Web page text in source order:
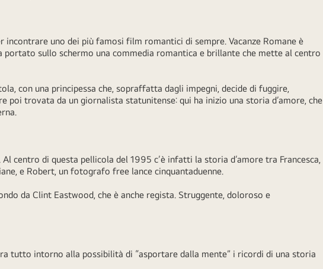
uno dei più famosi film romantici di sempre. Vacanze Romane è
sullo schermo una commedia romantica e brillante che mette al centro
con una principessa che, sopraffatta dagli impegni, decide di fuggire,
poi trovata da un giornalista statunitense: qui ha inizio una storia d’amore, che
centro di questa pellicola del 1995 c’è infatti la storia d’amore tra Francesca,
e Robert, un fotografo free lance cinquantaduenne.
da Clint Eastwood, che è anche regista. Struggente, doloroso e
tutto intorno alla possibilità di “asportare dalla mente” i ricordi di una storia